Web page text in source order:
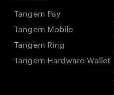
Tangem Pay
Tangem Mobile
Tangem Ring
Tangem Hardware-Wallet